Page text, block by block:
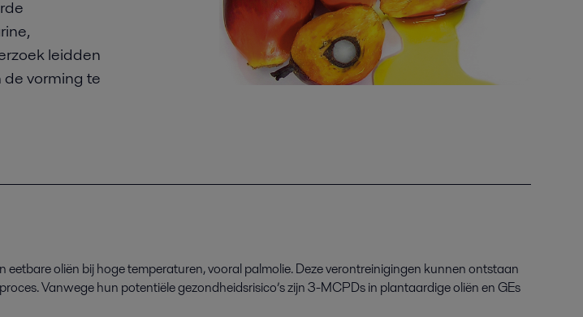
leidden
vorming te
oliën bij hoge temperaturen, vooral palmolie. Deze verontreinigingen kunnen ontstaan
. Vanwege hun potentiële gezondheidsrisico’s zijn 3-MCPDsin plantaardige oliën en GEs